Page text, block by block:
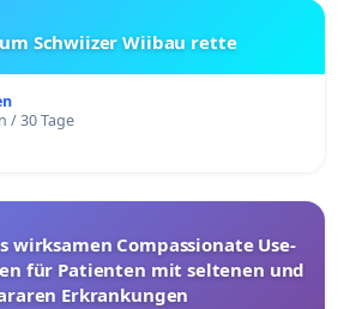
Schwiizer Wiibau rette
/ 30 Tage
wirksamen Compassionate Use-
für Patienten mit seltenen und
Erkrankungen